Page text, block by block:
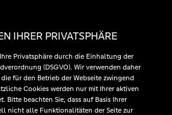
IHRER PRIVATSPHÄRE
Privatsphäre durch die Einhaltung der
(DSGVO). Wir verwenden daher
für den Betrieb der Webseite zwingend
Cookies werden nur mit Ihrer aktiven
Bitte beachten Sie, dass auf Basis Ihrer
nicht alle Funktionalitäten der Seite zur